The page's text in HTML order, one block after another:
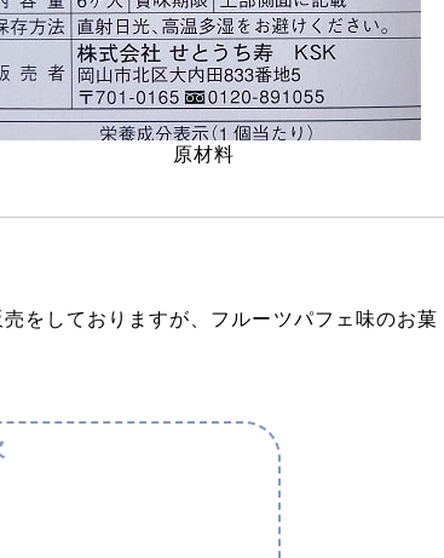
原材料
をしておりますが、フルーツパフェ味のお菓